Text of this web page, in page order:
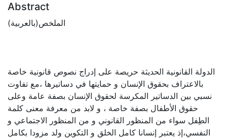
Abstract
الملخص(بالعربية)
الدولة القانونية الحديثة حريصة على إدراج نصوص قانونية خاصة
بالاعتراف بحقوق الإنسان و حمايتها في دساتيرها ،مع تفاوت
نسبي بين الدساتير المكرسة لحقوق الإنسان بصفة عامة وعلى
حقوق الأطفال بصفة خاصة ، و لابد من معرفة معنى كلمة
الطِفل سواء من المنظور القانوني و من المنظور الاجتماعي و
النفسي،إذ يعتبر إنسانا كامل الخلق و التكوين ولد مزودا بكامل